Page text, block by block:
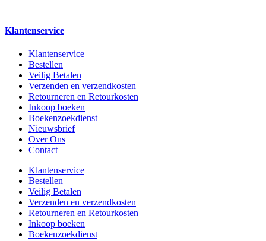
Klantenservice
Klantenservice
Bestellen
Veilig Betalen
Verzenden en verzendkosten
Retourneren en Retourkosten
Inkoop boeken
Boekenzoekdienst
Nieuwsbrief
Over Ons
Contact
Klantenservice
Bestellen
Veilig Betalen
Verzenden en verzendkosten
Retourneren en Retourkosten
Inkoop boeken
Boekenzoekdienst